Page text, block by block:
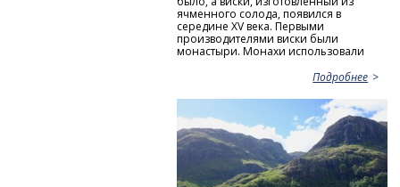
ячменного солода, появился в
середине ХV века. Первыми
производителями виски были
монастыри. Монахи использовали
Подробнее